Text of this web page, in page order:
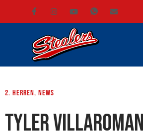
2. Herren, News
Tyler